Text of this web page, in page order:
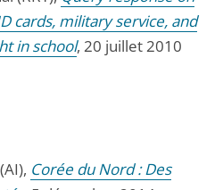
cards, military service, and
in school, 20 juillet 2010
Corée du Nord : Des